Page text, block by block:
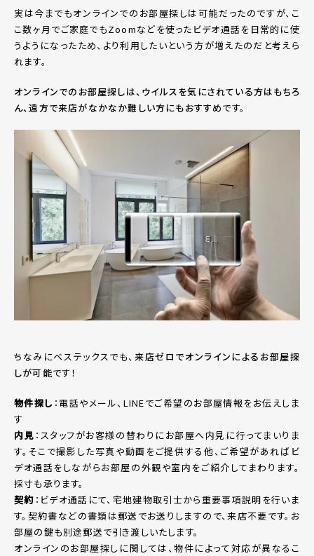
実は今までもオンラインでのお部屋探しは可能だったのですが、こ
こ数ヶ月でご家庭でもZoomなどを使ったビデオ通話を日常的に使
うようになったため、より利用したいという方が増えたのだと考えら
れます。
オンラインでのお部屋探しは、ウイルスを気にされている方はもちろ
ん、遠方で来店がなかなか難しい方にもおすすめです。
ちなみにベステックスでも、 来店ゼロでオンラインによるお部屋探
しが可能です！
物件探し ：電話やメール、LINEでご希望のお部屋情報をお伝えしま
す
内見 ：スタッフがお客様の替わりにお部屋へ内見に行ってまいりま
す。そこで撮影した写真や動画をご提供する他、ご希望があればビ
デオ通話をしながらお部屋の外観や室内をご紹介してまわります。
採寸も承ります。
契約 ：ビデオ通話にて、宅地建物取引士から重要事項説明を行いま
す。契約書などの書類は郵送でお送りしますので、来店不要です。お
部屋の鍵も別途郵送で引き渡しいたします。
オンラインのお部屋探しに関しては、物件によって対応が異なるこ